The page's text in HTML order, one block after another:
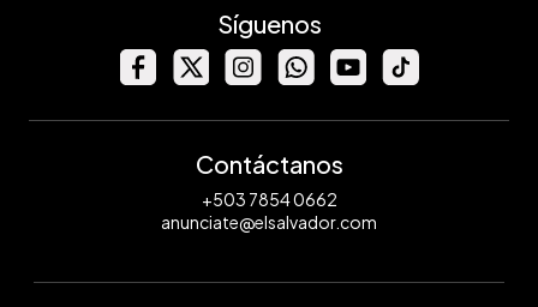
Síguenos
Contáctanos
+503 7854 0662
anunciate@elsalvador.com